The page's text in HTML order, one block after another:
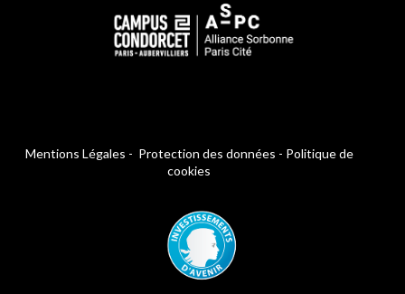
Mentions Légales - Protection des données - Politique de
cookies